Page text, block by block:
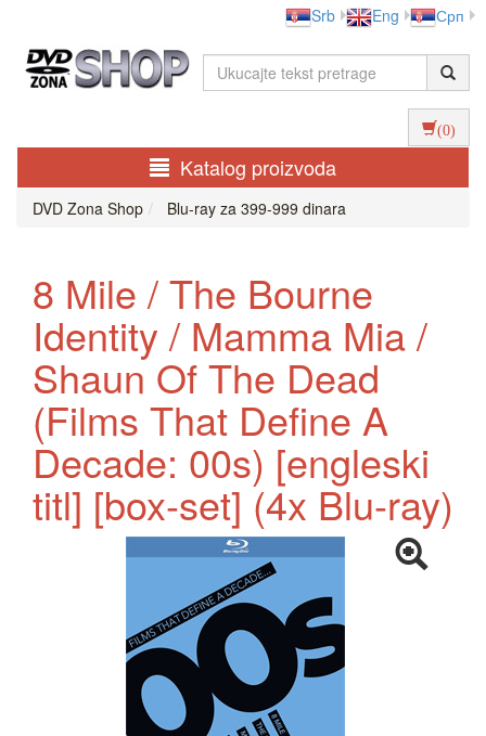
Srb Eng Срп
(0)
Katalog proizvoda
DVD Zona Shop Blu-ray za 399-999 dinara
8 Mile / The Bourne
Identity / Mamma Mia /
Shaun Of The Dead
(Films That Define A
Decade: 00s) [engleski
titl] [box-set] (4x Blu-ray)